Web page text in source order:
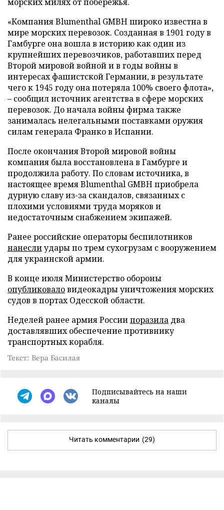
«Компания Blumenthal GMBH широко известна в
мире морских перевозок. Созданная в 1901 году в
Гамбурге она вошла в историю как один из
крупнейших перевозчиков, работавших перед
Второй мировой войной и в годы войны в
интересах фашистской Германии, в результате
чего к 1945 году она потеряла 100% своего флота»,
– сообщил источник агентства в сфере морских
перевозок. До начала войны фирма также
занималась нелегальными поставками оружия
силам генерала Франко в Испании.
После окончания Второй мировой войны
компания была восстановлена в Гамбурге и
продолжила работу. По словам источника, в
настоящее время Blumenthal GMBH приобрела
дурную славу из-за скандалов, связанных с
плохими условиями труда моряков и
недостаточным снабжением экипажей.
Ранее российские операторы беспилотников
нанеслиудары по трем сухогрузам с вооружением
для украинской армии.
В конце июля Министерство обороны
опубликоваловидеокадры уничтожения морских
судов в портах Одесской области.
Неделей ранее армия Россиипоразила два
доставлявших обеспечение противнику
транспортных корабля.
Текст: Вера Басилая
Подписывайтесь на наши
каналы
Читать комментарии (29)